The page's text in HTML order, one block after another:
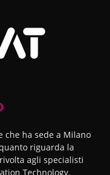
che ha sede a Milano
riguarda la
agli specialisti
Technology.